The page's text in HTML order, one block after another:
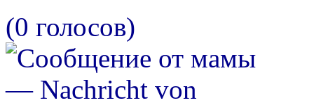
(0 голосов)